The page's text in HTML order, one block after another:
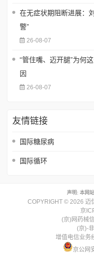
在无症状期阻断进展：
警”
26-08-07
“管住嘴、迈开腿”为何
因
26-08-07
友情链接
国际糖尿病
国际循环
声明: 本网
COPYRIGHT © 2026 迈
京
(京)网药械
(京)-
增值电信业务
京公网